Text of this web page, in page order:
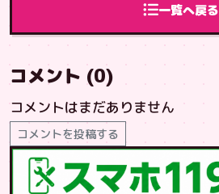
一覧へ戻る
コメント (0)
コメントはまだありません
コメントを投稿する